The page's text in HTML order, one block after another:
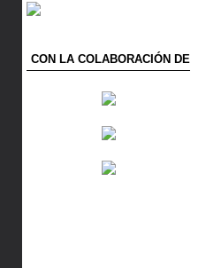
CON LA COLABORACIÓN DE